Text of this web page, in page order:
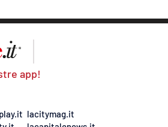
app!
lacitymag.it